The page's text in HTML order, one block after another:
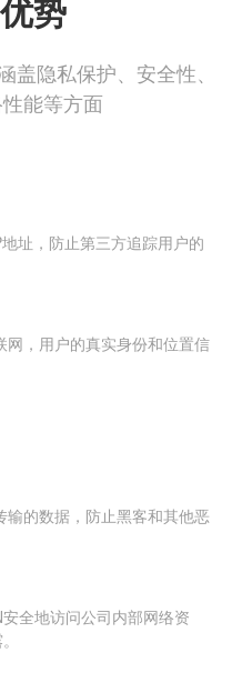
势
隐私保护、安全性、
能等方面
址，防止第三方追踪用户的
网，用户的真实身份和位置信
输的数据，防止黑客和其他恶
全地访问公司内部网络资